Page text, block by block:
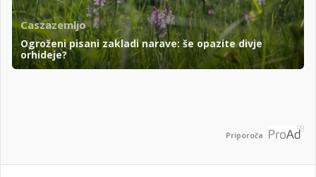
Caszazemljo
Ogroženi pisani zakladi narave: še opazite divje
orhideje?
Priporoča